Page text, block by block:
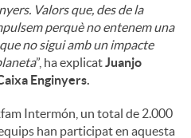
Valors que, des de la
perquè no entenem una
no sigui amb un impacte
”, ha explicatJuanjo
Enginyers.
Intermón, un total de 2.000
han participat en aquesta